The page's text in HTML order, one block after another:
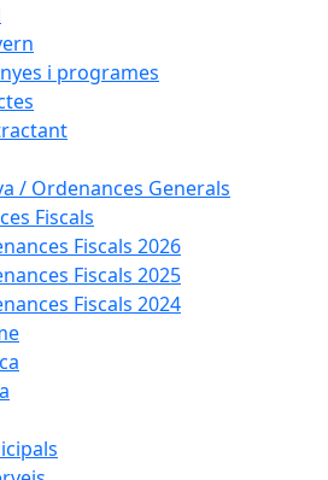
i programes
/ Ordenances Generals
Fiscals
Fiscals 2026
Fiscals 2025
Fiscals 2024